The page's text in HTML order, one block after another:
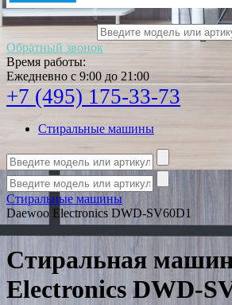
Обратный звонок
Время работы:
Ежедневно с 9:00 до 21:00
+7 (495) 175-33-73
Стиральные машины
Стиральные машины
Daewoo Electronics DWD-SV60D1
Стиральная
Electronics DWD-